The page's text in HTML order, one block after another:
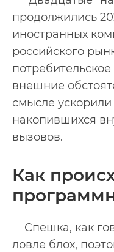
продолжились
иностранных
российского
внешние
смысле
накопившихся
вызовов.
Как
Спешка, как
ловле блох,